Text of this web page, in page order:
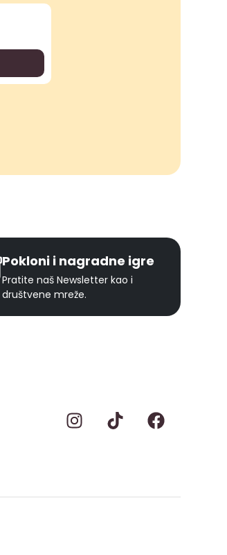
Pokloni i nagradne igre
Pratite naš Newsletter kao i
društvene mreže.